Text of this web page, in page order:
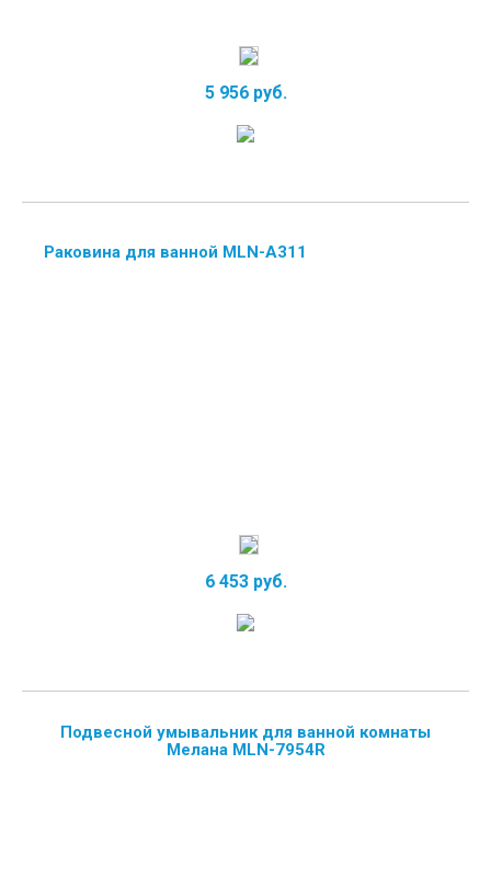
5 956 руб.
Раковина для ванной MLN-А311
6 453 руб.
Подвесной умывальник для ванной комнаты
Мелана MLN-7954R